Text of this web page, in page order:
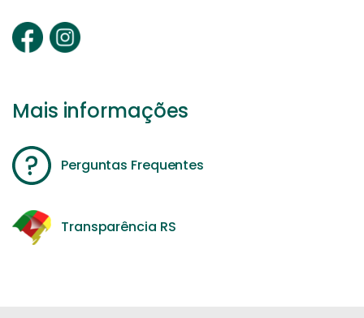
Mais informações
Perguntas Frequentes
Transparência RS